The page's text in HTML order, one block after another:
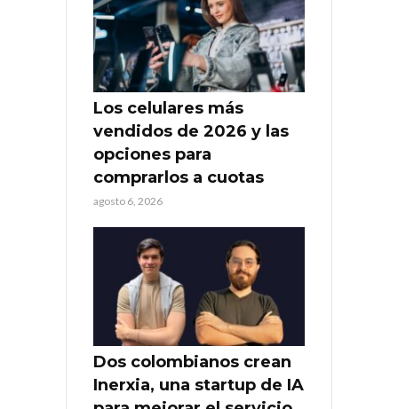
Los celulares más
vendidos de 2026 y las
opciones para
comprarlos a cuotas
agosto 6, 2026
Dos colombianos crean
Inerxia, una startup de IA